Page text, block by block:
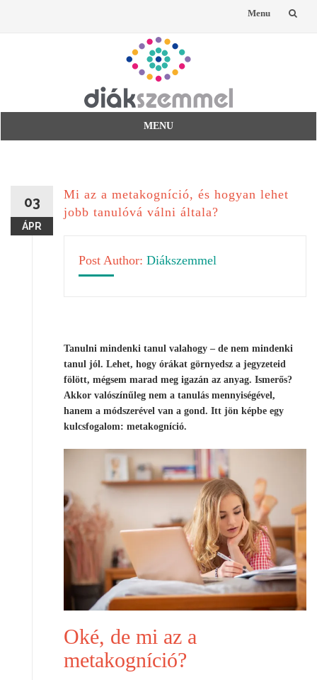
Menu
MENU
03
ÁPR
Mi az a metakogníció, és hogyan lehet
jobb tanulóvá válni általa?
Post Author: Diákszemmel
Tanulni mindenki tanul valahogy – de nem mindenki
tanul jól. Lehet, hogy órákat görnyedsz a jegyzeteid
fölött, mégsem marad meg igazán az anyag. Ismerős?
Akkor valószínűleg nem a tanulás mennyiségével,
hanem a módszerével van a gond. Itt jön képbe egy
kulcsfogalom: metakogníció.
Oké, de mi az a
metakogníció?